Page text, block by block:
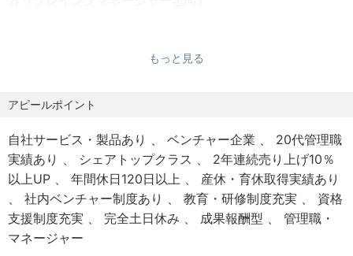
またM&Aを積極的に推し進めており、毎月のように案件を
いただいて精査しております。
【当該ポジションの業務内容】
代表取締役の直轄ポジションとして、アプティグループ全
体（株式会社アプティ・株式会社アプティグローバル ほか
今後は分社化予定）の人事を、戦略立案から制度設計・採
・長期休暇（5連休以上の長期休暇も取得可能！）
【保険制度】
・厚生年金
・雇用保険
・労災保険
【諸手当】
・交通費規定⽀給／上限⽉2.5万円
準化）の両方を楽しめる方
きる方
・整った人事インフラに頼らず、限られたリソースの中で
も前進できる方
歓迎スキル
・複数拠点・グループ会社・急成長フェーズでの人事経験
もっと見る
アピールポイント
自社サービス・製品あり ベンチャー企業
20代管理職
実績あり
シェアトップクラス
2年連続売り上げ10％
以上UP
年間休日120日以上
産休・育休取得実績あり
社内ベンチャー制度あり
教育・研修制度充実
資格
支援制度充実
完全土日休み 成果報酬型
管理職・
マネージャー